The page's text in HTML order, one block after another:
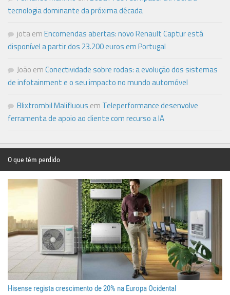
tecnologia dominante da próxima década
jotaemEncomendas abertas: novo Renault Captur está
disponível a partir dos 23.200 euros em Portugal
João emConectividade sobre rodas: a evolução dos sistemas
de infotainment e o seu impacto no mundo automóvel
Blixtrombil Malifluous em Teleperformance desenvolve
ferramenta de apoio ao cliente com recurso a IA
O que têm perdido
Hisense regista crescimento de 20% na Europa Ocidental